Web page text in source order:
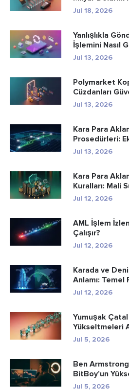
Jul 18, 2026
Yanlışlıkla
İşlemini Nasıl
Jul 13, 2026
Polymarket
Cüzdanları
Jul 13, 2026
Kara Para
Prosedürleri:
Jul 13, 2026
Kara Para
Kuralları: Mali
Jul 12, 2026
AML İşlem
Çalışır?
Jul 12, 2026
Karada ve
Anlamı: Temel
Jul 12, 2026
Yumuşak
Yükseltmeleri
Jul 5, 2026
Ben
BitBoy’un
Jul 5, 2026